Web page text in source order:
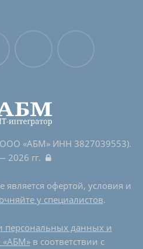
«АБМ» ИНН 3827039553).
2026 гг.
является офертой, условия и
у специалистов.
персональных данных и
в соответствии с